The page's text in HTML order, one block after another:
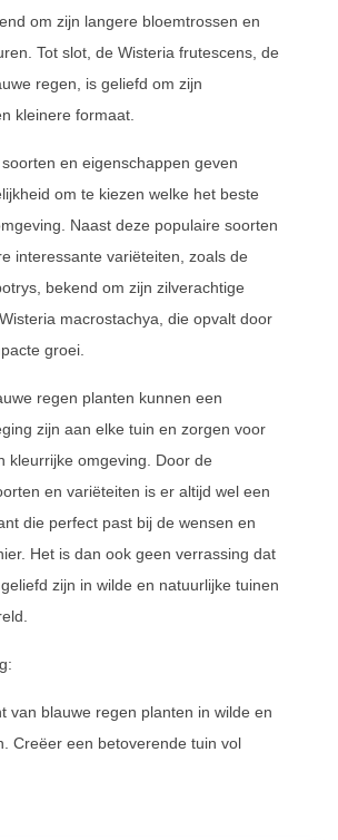
om zijn langere bloemtrossen en
Tot slot, de Wisteria frutescens, de
regen, is geliefd om zijn
kleinere formaat.
en eigenschappen geven
om te kiezen welke het beste
Naast deze populaire soorten
interessante variëteiten, zoals de
bekend om zijn zilverachtige
macrostachya, die opvalt door
groei.
regen planten kunnen een
zijn aan elke tuin en zorgen voor
kleurrijke omgeving. Door de
en variëteiten is er altijd wel een
die perfect past bij de wensen en
Het is dan ook geen verrassing dat
zijn in wilde en natuurlijke tuinen
van blauwe regen planten in wilde en
Creëer een betoverende tuin vol